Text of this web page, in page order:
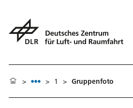
> > 1 > Gruppenfoto